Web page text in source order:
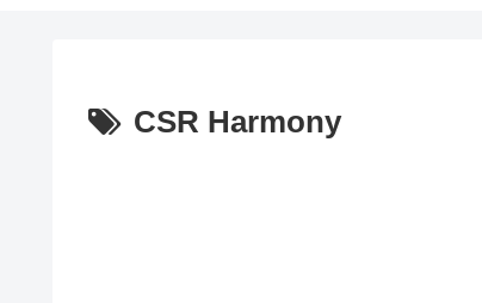
CSR Harmony